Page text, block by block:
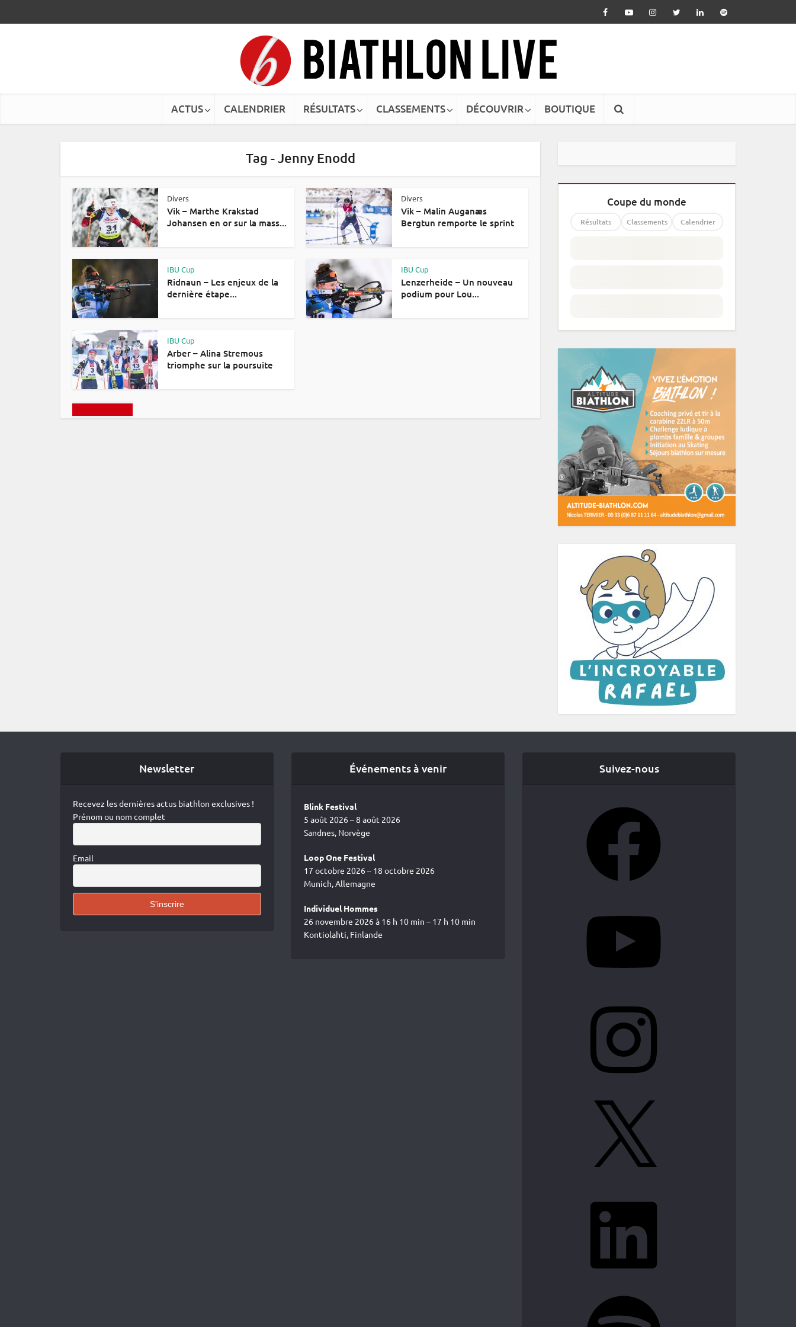
ACTUS CALENDRIER RÉSULTATS CLASSEMENTS DÉCOUVRIR BOUTIQUE
Tag - Jenny Enodd
Divers
Vik – Marthe Krakstad
Johansen en or sur la mass...
Divers
Vik – Malin Auganæs
Bergtun remporte le sprint
IBU Cup
Ridnaun – Les enjeux de la
dernière étape...
IBU Cup
Lenzerheide – Un nouveau
podium pour Lou...
IBU Cup
Arber – Alina Stremous
triomphe sur la poursuite
Coupe du monde
Résultats Classements Calendrier
Newsletter
Recevez les dernières actus biathlon exclusives !
Prénom ou nom complet
Email
Événements à venir
Blink Festival
5 août 2026 – 8 août 2026
Sandnes, Norvège
Loop One Festival
17 octobre 2026 – 18 octobre 2026
Munich, Allemagne
Individuel Hommes
26 novembre 2026 à 16 h 10 min – 17 h 10 min
Kontiolahti, Finlande
Suivez-nous